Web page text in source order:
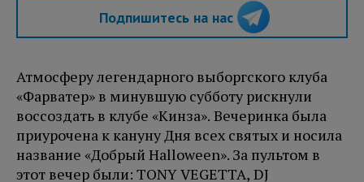
Подпишитесь на нас
Атмосферу легендарного выборгского клуба
«Фарватер» в минувшую субботу рискнули
воссоздать в клубе «Кинза». Вечеринка была
приурочена к кануну Дня всех святых и носила
название «Добрый Halloween». За пультом в
этот вечер были: TONY VEGETTA, DJ